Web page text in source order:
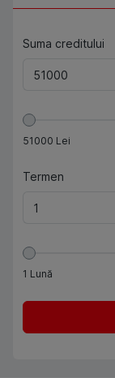
Suma creditului
51000 Lei
Termen
1 Lună